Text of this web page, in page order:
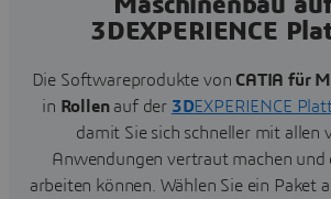
Maschinenbau
3DEXPERIENCE
Die Softwareprodukte von CATIA für
in Rollenauf der 3DEXPERIENCE
damit Sie sich schneller mit allen
Anwendungen vertraut machen
arbeiten können. Wählen Sie ein Paket